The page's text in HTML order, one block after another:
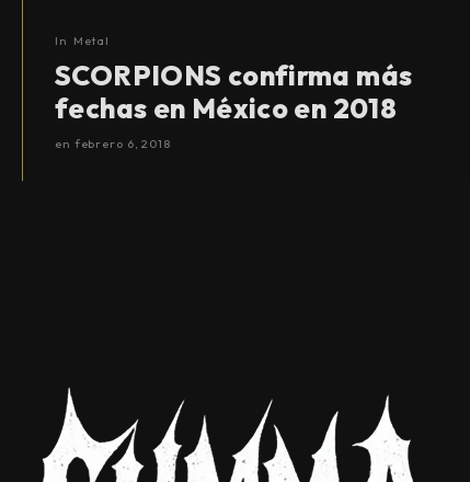
In Metal
SCORPIONS confirma más
fechas en México en 2018
en febrero 6, 2018